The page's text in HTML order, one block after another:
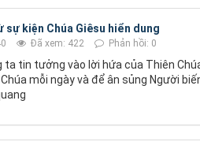
sự kiện Chúa Giêsu hiển dung
Đã xem: 422 Phản hồi: 0
ta tin tưởng vào lời hứa của Thiên
mỗi ngày và để ân sủng Người